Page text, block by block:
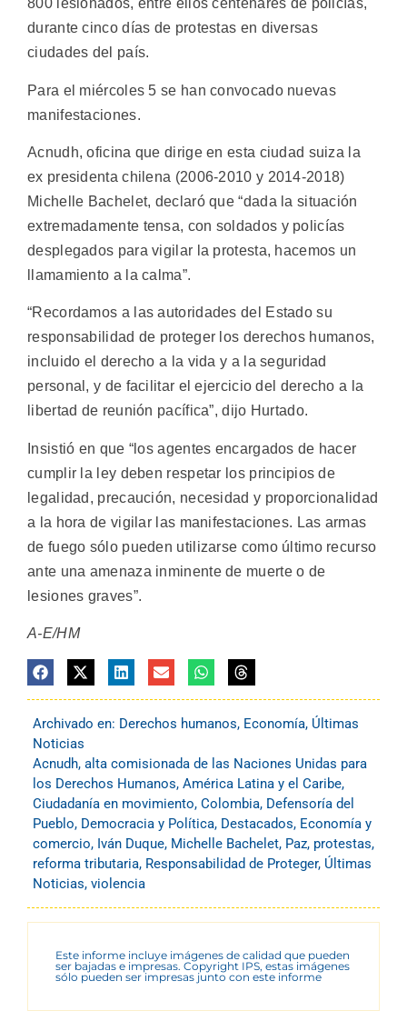
800 lesionados, entre ellos centenares de policías,
durante cinco días de protestas en diversas
ciudades del país.
Para el miércoles 5 se han convocado nuevas
manifestaciones.
Acnudh, oficina que dirige en esta ciudad suiza la
ex presidenta chilena (2006-2010 y 2014-2018)
Michelle Bachelet, declaró que “dada la situación
extremadamente tensa, con soldados y policías
desplegados para vigilar la protesta, hacemos un
llamamiento a la calma”.
“Recordamos a las autoridades del Estado su
responsabilidad de proteger los derechos humanos,
incluido el derecho a la vida y a la seguridad
personal, y de facilitar el ejercicio del derecho a la
libertad de reunión pacífica”, dijo Hurtado.
Insistió en que “los agentes encargados de hacer
cumplir la ley deben respetar los principios de
legalidad, precaución, necesidad y proporcionalidad
a la hora de vigilar las manifestaciones. Las armas
de fuego sólo pueden utilizarse como último recurso
ante una amenaza inminente de muerte o de
lesiones graves”.
A-E/HM
Archivado en: Derechos humanos, Economía, Últimas
Noticias
Acnudh, alta comisionada de las Naciones Unidas para
los Derechos Humanos, América Latina y el Caribe,
Ciudadanía en movimiento, Colombia, Defensoría del
Pueblo, Democracia y Política, Destacados, Economía y
comercio, Iván Duque, Michelle Bachelet, Paz, protestas,
reforma tributaria, Responsabilidad de Proteger, Últimas
Noticias, violencia
Este informe incluye imágenes de calidad que pueden
ser bajadas e impresas. Copyright IPS, estas imágenes
sólo pueden ser impresas junto con este informe